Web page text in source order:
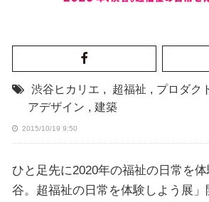
渋谷ヒカリエ , 超福祉 , プロダク
アデザイン , 建築
2015/10/19 9:50
ひと足先に2020年の福祉の日常を
谷。超福祉の日常を体験しよう展」